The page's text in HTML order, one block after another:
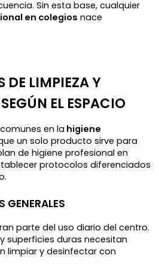
en colegios nace
DE LIMPIEZA Y
EL ESPACIO
en la higiene
un solo producto sirve para
de higiene profesional en
protocolos diferenciados
GENERALES
parte del uso diario del centro.
superficies duras necesitan
limpiar y desinfectar con